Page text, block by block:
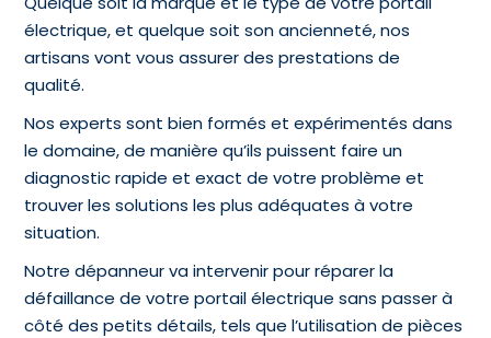
électrique, et quelque soit son ancienneté, nos
artisans vont vous assurer des prestations de
qualité.
Nos experts sont bien formés et expérimentés dans
le domaine, de manière qu’ils puissent faire un
diagnostic rapide et exact de votre problème et
trouver les solutions les plus adéquates à votre
situation.
Notre dépanneur va intervenir pour réparer la
défaillance de votre portail électrique sans passer à
côté des petits détails, tels que l’utilisation de pièces